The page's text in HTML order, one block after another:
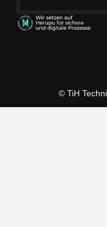
© TiH